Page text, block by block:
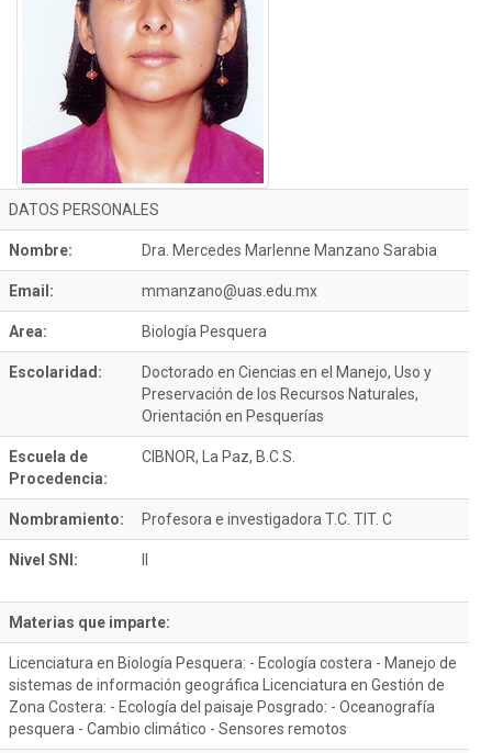
DATOS PERSONALES
Nombre: Dra. Mercedes Marlenne Manzano Sarabia
Email: mmanzano@uas.edu.mx
Area: Biología Pesquera
Escolaridad:
Doctorado en Ciencias en el Manejo, Uso y
Preservación de los Recursos Naturales,
Orientación en Pesquerías
Escuela de
Procedencia:
CIBNOR, La Paz, B.C.S.
Nombramiento: Profesora e investigadora T.C. TIT. C
Nivel SNI:
Materias que imparte:
Licenciatura en Biología Pesquera: - Ecología costera - Manejo de
sistemas de información geográfica Licenciatura en Gestión de
Zona Costera: - Ecología del paisaje Posgrado: - Oceanografía
pesquera - Cambio climático - Sensores remotos